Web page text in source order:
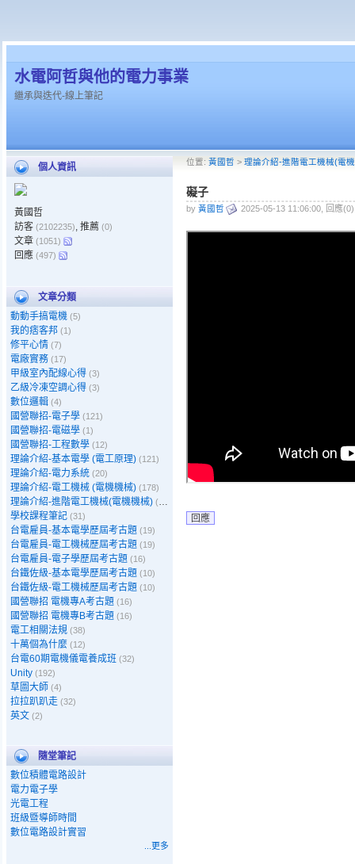
水電阿哲與他的電力事業
繼承與迭代-線上筆記
個人資訊
黃國哲
訪客 (2102235), 推薦 (0)
文章 (1051)
回應 (497)
文章分類
動動手搞電機 (5)
我的痞客邦 (1)
修平心情 (7)
電廠實務 (17)
甲級室內配線心得 (3)
乙級冷凍空調心得 (3)
數位邏輯 (4)
國營聯招-電子學 (121)
國營聯招-電磁學 (1)
國營聯招-工程數學 (12)
理論介紹-基本電學 (電工原理) (121)
理論介紹-電力系統 (20)
理論介紹-電工機械 (電機機械) (178)
理論介紹-進階電工機械(電機機械) (39)
學校課程筆記 (31)
台電雇員-基本電學歷屆考古題 (19)
台電雇員-電工機械歷屆考古題 (19)
台電雇員-電子學歷屆考古題 (16)
台鐵佐級-基本電學歷屆考古題 (10)
台鐵佐級-電工機械歷屆考古題 (10)
國營聯招 電機專A考古題 (16)
國營聯招 電機專B考古題 (16)
電工相關法規 (38)
十萬個為什麼 (12)
台電60期電機儀電養成班 (32)
Unity (192)
草圖大師 (4)
拉拉趴趴走 (32)
英文 (2)
隨堂筆記
數位積體電路設計
電力電子學
光電工程
班級暨導師時間
數位電路設計實習
...更多
位置: 黃國哲 > 理論介紹-進階電工機械(電
礙子
by 黃國哲 2025-05-13 11:06:00, 回應
回應